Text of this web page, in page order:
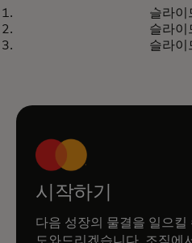
Breaking Down
Commercial
슬라이
슬라이
슬라이
시작하기
다음 성장의 물결을 일으킬
도와드리겠습니다. 조직에